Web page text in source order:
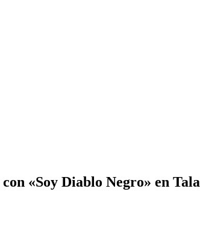
«Soy Diablo Negro» en Tala